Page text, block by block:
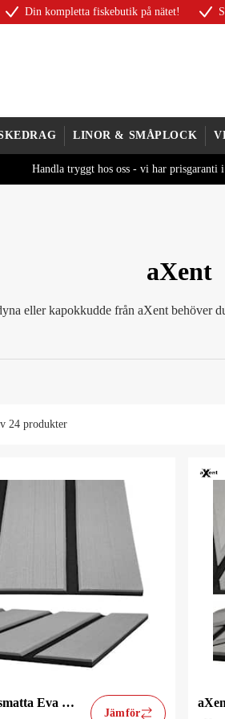
Din kompletta fiskebutik på nätet!
LINOR & SMÅPLOCK
Handla tryggt hos oss - vi har prisgaranti i
aXent
eller kapokkudde från aXent behöver
24 produkter
aXent Däcksmatta Eva Ljusgrå Teak
Jämför